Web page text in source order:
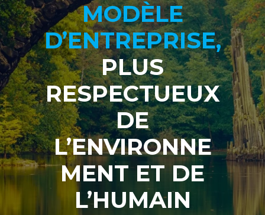
MODÈLE
D’ENTREPRISE,
PLUS
RESPECTUEUX
DE
L’ENVIRONNE
MENT ET DE
L’HUMAIN